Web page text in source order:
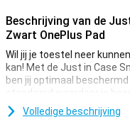
Beschrijving van de
Zwart OnePlus Pad
Wil jij je toestel neer
kan! Met de Just in Case
ben jij optimaal
standaard waardoor je
mobiel of tablet! Doordat
biedt dit optimale
Volledige beschrijving